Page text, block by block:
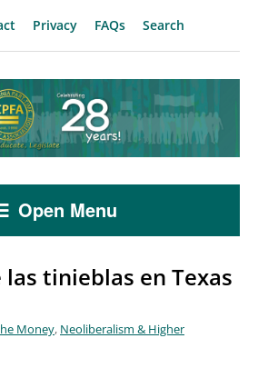
Privacy FAQs Search
Open Menu
las tinieblas en Texas
Money, Neoliberalism & Higher